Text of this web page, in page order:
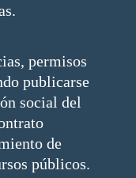
permisos
publicarse
social del
de
públicos.